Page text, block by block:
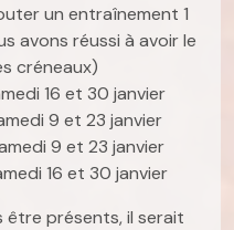
un entraînement 1
avons réussi à avoir le
créneaux)
16 et 30 janvier
9 et 23 janvier
9 et 23 janvier
16 et 30 janvier
être présents, il serait